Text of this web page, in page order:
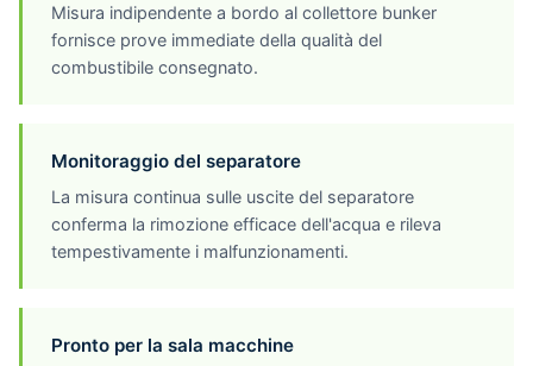
Misura indipendente a bordo al collettore bunker
fornisce prove immediate della qualità del
combustibile consegnato.
Monitoraggio del separatore
La misura continua sulle uscite del separatore
conferma la rimozione efficace dell'acqua e rileva
tempestivamente i malfunzionamenti.
Pronto per la sala macchine